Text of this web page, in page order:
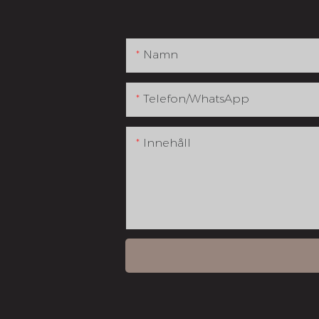
Namn
Telefon/whatsApp
Innehåll